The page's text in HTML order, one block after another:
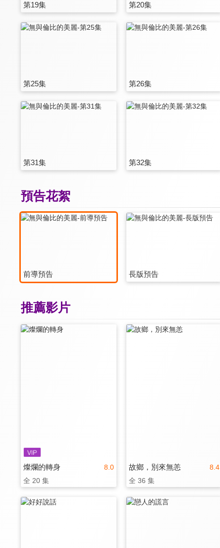
第19集 第20集
第25集 第26集
第31集 第32集
預告花絮
前導預告 長版預告
推薦影片
8.0
燦爛的轉身
全 20 集
8.4
故鄉，別來無恙
全 36 集